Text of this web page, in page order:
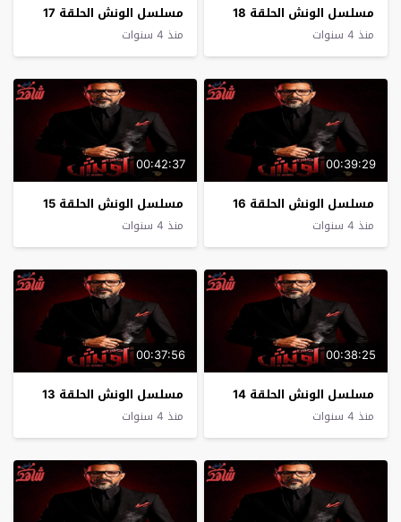
مسلسل الونش الحلقة 18
منذ 4 سنوات
مسلسل الونش الحلقة 17
منذ 4 سنوات
00:39:29
مسلسل الونش الحلقة 16
منذ 4 سنوات
00:42:37
مسلسل الونش الحلقة 15
منذ 4 سنوات
00:38:25
مسلسل الونش الحلقة 14
منذ 4 سنوات
00:37:56
مسلسل الونش الحلقة 13
منذ 4 سنوات